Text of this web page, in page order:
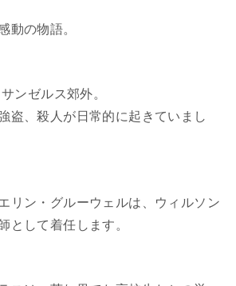
動の物語。
ンゼルス郊外。
盗、殺人が日常的に起きていまし
リン・グルーウェルは、ウィルソン
として着任します。